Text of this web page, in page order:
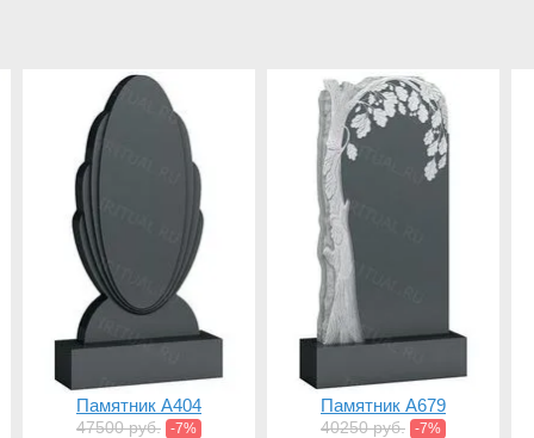
Памятник A404
47500 руб. -7%
Памятник A679
40250 руб. -7%